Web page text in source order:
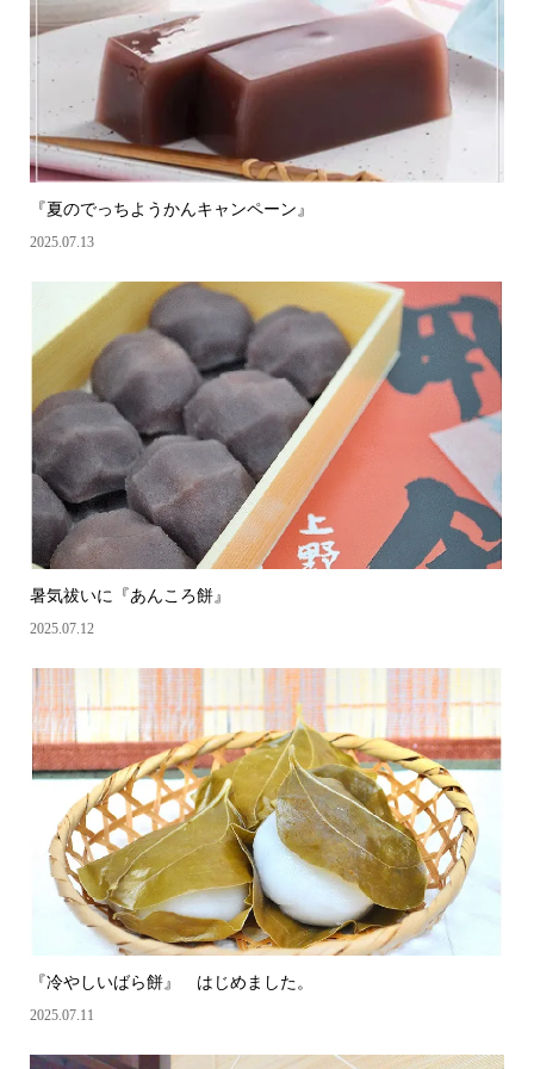
『夏のでっちようかんキャンペーン』
2025.07.13
暑気祓いに『あんころ餅』
2025.07.12
『冷やしいばら餅』 はじめました。
2025.07.11